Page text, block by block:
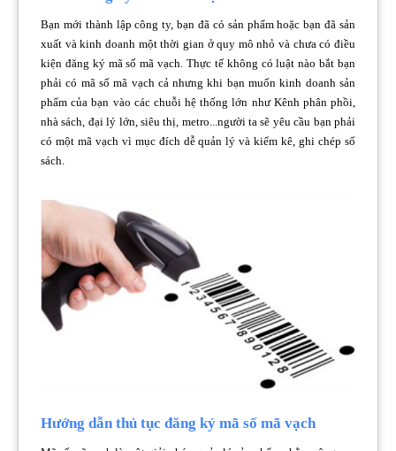
Bạn mới thành lập công ty, bạn đã có sản phẩm hoặc bạn đã sản
xuất và kinh doanh một thời gian ở quy mô nhỏ và chưa có điều
kiện đăng ký mã số mã vạch. Thực tế không có luật nào bắt bạn
phải có mã số mã vạch cả nhưng khi bạn muốn kinh doanh sản
phẩm của bạn vào các chuỗi hệ thống lớn như Kênh phân phồi,
nhà sách, đại lý lớn, siêu thị, metro...người ta sẽ yêu cầu bạn phải
có một mã vạch vì mục đích dễ quản lý và kiểm kê, ghi chép sổ
sách.
Hướng dẫn thủ tục đăng ký mã số mã vạch